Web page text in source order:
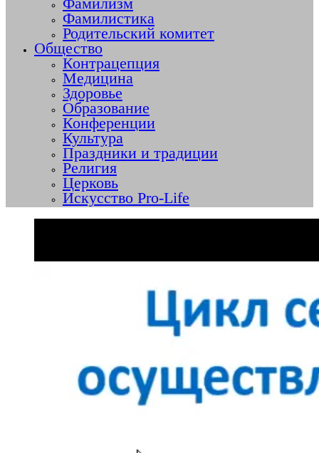
Фамилизм
Фамилистика
Родительский комитет
Общество
Контрацепция
Медицина
Здоровье
Образование
Конференции
Культура
Праздники и традиции
Религия
Церковь
Искусство Pro-Life